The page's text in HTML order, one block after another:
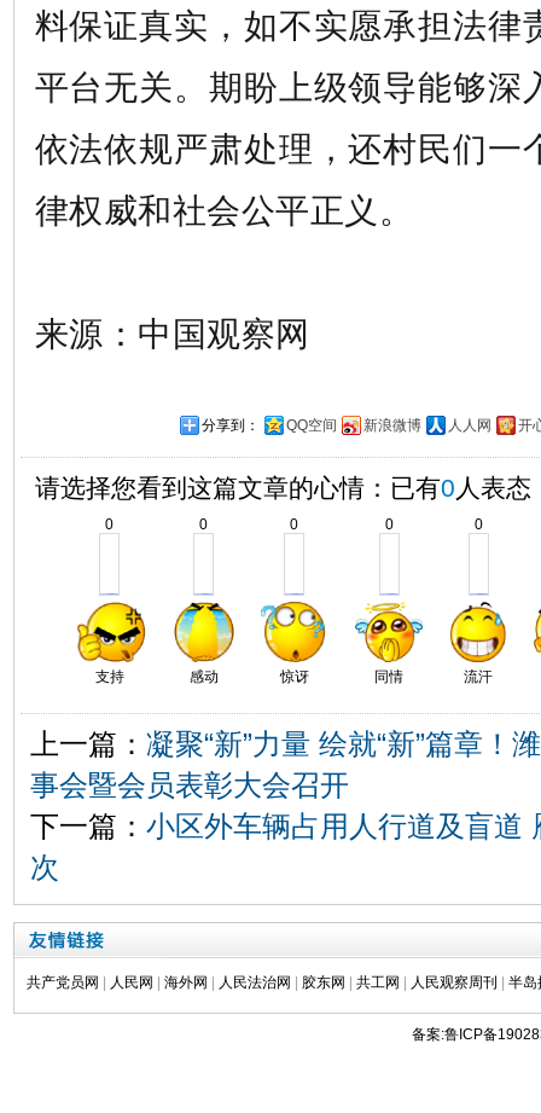
料保证真实，如不实愿承担法律
平台无关。期盼上级领导能够深
依法依规严肃处理，还村民们一
律权威和社会公平正义。
来源：中国观察网
分享到： QQ空间 新浪微博 人人网 开
请选择您看到这篇文章的心情：已有0 人表态
0
支持
0
感动
0
惊讶
0
同情
0
流汗
上一篇： 凝聚“新”力量 绘就“新”篇章！
事会暨会员表彰大会召开
下一篇： 小区外车辆占用人行道及盲道
次
共产党员网 人民网 海外网 人民法治网 胶东网 共工网 人民观察周刊 半岛
备案:鲁ICP备